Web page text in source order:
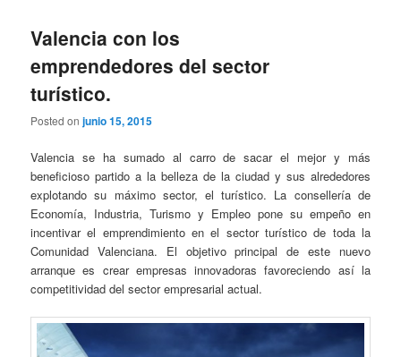
Valencia con los
emprendedores del sector
turístico.
Posted onjunio 15, 2015
Valencia se ha sumado al carro de sacar el mejor y más
beneficioso partido a la belleza de la ciudad y sus alrededores
explotando su máximo sector, el turístico. La consellería de
Economía, Industria, Turismo y Empleo pone su empeño en
incentivar el emprendimiento en el sector turístico de toda la
Comunidad Valenciana. El objetivo principal de este nuevo
arranque es crear empresas innovadoras favoreciendo así la
competitividad del sector empresarial actual.